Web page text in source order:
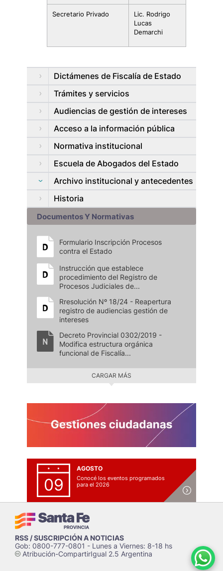
Secretario Privado
Lic. Rodrigo
Lucas
Demarchi
Dictámenes de Fiscalía de Estado
Trámites y servicios
Audiencias de gestión de intereses
Acceso a la información pública
Normativa institucional
Escuela de Abogados del Estado
Archivo institucional y antecedentes
Historia
Documentos Y Normativas
Formulario Inscripción Procesos
contra el Estado
Instrucción que establece
procedimiento del Registro de
Procesos Judiciales de...
Rresolución Nº 18/24 - Reapertura
registro de audiencias gestión de
intereses
Decreto Provincial 0302/2019 -
Modifica estructura orgánica
funcional de Fiscalía...
CARGAR MÁS
09
AGOSTO
Conocé los eventos programados
para el 2026
RSS / SUSCRIPCIÓN A NOTICIAS
Gob: 0800-777-0801 - Lunes a Viernes: 8-18 hs
cAtribución-CompartirIgual 2.5 Argentina